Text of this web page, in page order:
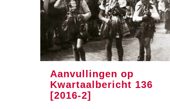
Aanvullingen op
Kwartaalbericht 136
[2016-2]